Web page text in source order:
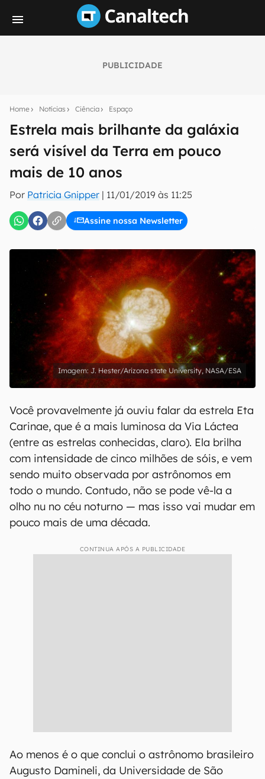
PUBLICIDADE
Home Notícias Ciência Espaço
Estrela mais brilhante da galáxia
será visível da Terra em pouco
mais de 10 anos
Por Patricia Gnipper | 11/01/2019 às 11:25
Assine nossa Newsletter
notícias e reviews sobre tecnologia em primeira
mão.
E-mail
inscreva-se
Uso e Política de Privacidade do Canaltech.
J. Hester/Arizona state University, NASA/ESA
Você provavelmente já ouviu falar da estrela Eta
Carinae, que é a mais luminosa da Via Láctea
(entre as estrelas conhecidas, claro). Ela brilha
com intensidade de cinco milhões de sóis, e vem
sendo muito observada por astrônomos em
todo o mundo. Contudo, não se pode vê-la a
olho nu no céu noturno — mas isso vai mudar em
pouco mais de uma década.
CONTINUA APÓS A PUBLICIDADE
Ao menos é o que conclui o astrônomo brasileiro
Augusto Damineli, da Universidade de São